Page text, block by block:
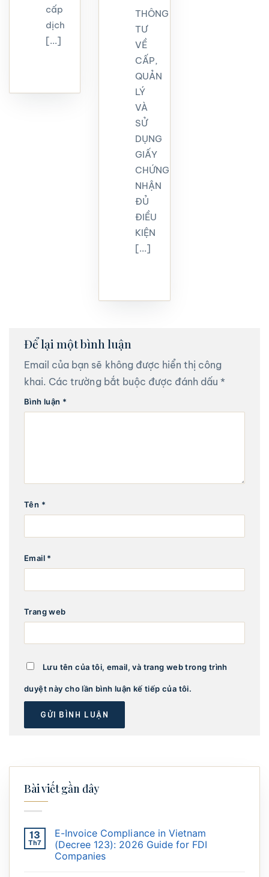
cấp
dịch
[...]
THÔNG
TƯ
VỀ
CẤP,
QUẢN
LÝ
VÀ
SỬ
DỤNG
GIẤY
CHỨNG
NHẬN
ĐỦ
ĐIỀU
KIỆN
[...]
Để lại một bình luận
Email của bạn sẽ không được hiển thị công
khai. Các trường bắt buộc được đánh dấu*
Bình luận *
Tên *
Email *
Trang web
Lưu tên của tôi, email, và trang web trong trình
duyệt này cho lần bình luận kế tiếp của tôi.
Bài viết gần đây
13
Th7
E-Invoice Compliance in Vietnam
(Decree 123): 2026 Guide for FDI
Companies